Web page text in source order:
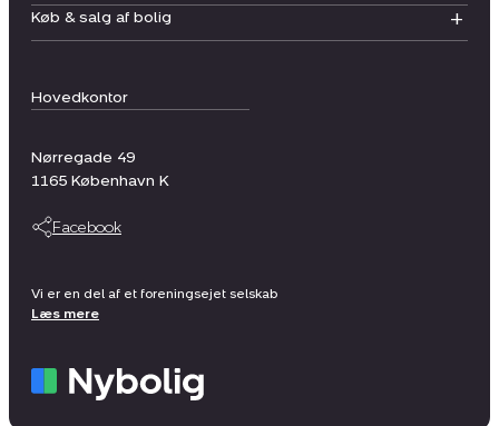
Hovedkontor
Nørregade 49
1165 København K
Facebook
Køb & salg af bolig
Vi er en del af et foreningsejet selskab
Læs mere